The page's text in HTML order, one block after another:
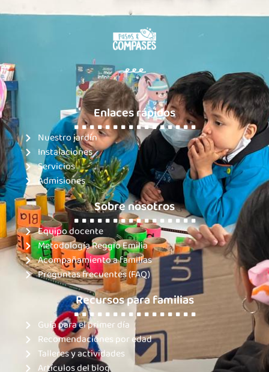
Enlaces rápidos
. . . . . . . . . . . . . . . .
Nuestro jardín
Instalaciones
Servicios
Admisiones
Sobre nosotros
. . . . . . . . . . . . . . . .
Equipo docente
Metodología Reggio Emilia
Acompañamiento a familias
Preguntas frecuentes (FAQ)
Recursos para familias
. . . . . . . . . . . . . . . .
Guía para el primer día
Recomendaciones por edad
Talleres y actividades
Artículos del blog